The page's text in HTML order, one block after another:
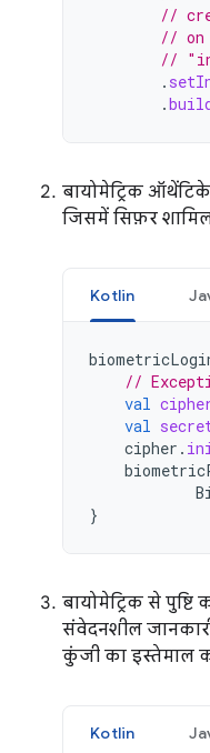
//
// on
//
.
.
बायोमेट्रिक
जिसमें सिफ़र
Kotlin
//
val
val
cipher .
}
बायोमेट्रिक से
संवेदनशील
कुंजी का इस्तेमाल
Kotlin